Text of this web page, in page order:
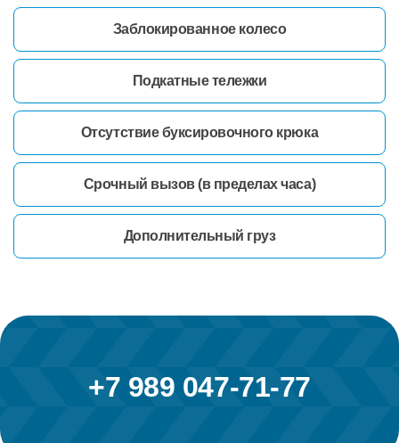
Заблокированное колесо
Подкатные тележки
Отсутствие буксировочного крюка
Срочный вызов (в пределах часа)
Дополнительный груз
+7 989 047-71-77